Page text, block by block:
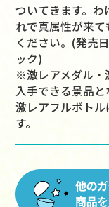
ついてきます。わ
れで真属性が来
ください。(発売
ック)
※激レアメダル・
入手できる景品と
激レアフルボト
す。